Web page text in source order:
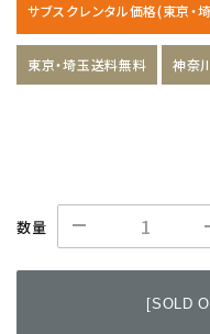
サブスクレンタル価格(東京・
東京・埼玉送料無料 神奈
数量
[SOLD